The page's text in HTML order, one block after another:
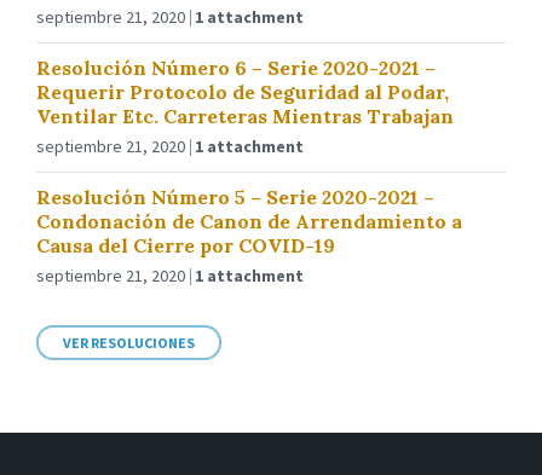
septiembre 21, 2020 1 attachment
Resolución Número 6 – Serie 2020-2021 –
Requerir Protocolo de Seguridad al Podar,
Ventilar Etc. Carreteras Mientras Trabajan
septiembre 21, 2020 1 attachment
Resolución Número 5 – Serie 2020-2021 –
Condonación de Canon de Arrendamiento a
Causa del Cierre por COVID-19
septiembre 21, 2020 1 attachment
VER RESOLUCIONES